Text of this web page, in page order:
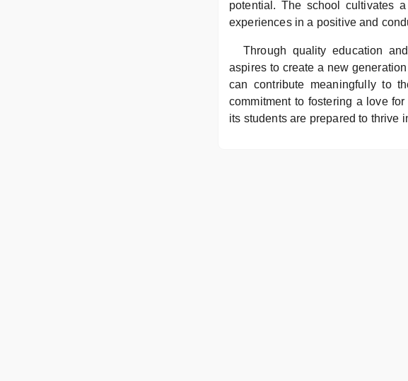
potential. The school cultivates
experiences in a positive and
Through quality education
aspires to create a new
can contribute meaningfully to
commitment to fostering a love
its students are prepared to thrive